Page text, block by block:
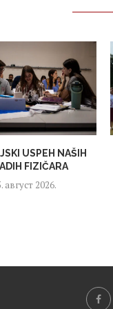
USPEH NAŠIH
FIZIČARA
август 2026.